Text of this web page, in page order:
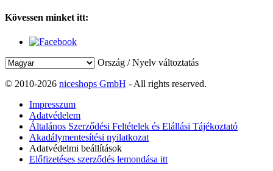
Kövessen minket itt:
Ország / Nyelv változtatás
© 2010-2026 niceshops GmbH - All rights reserved.
Impresszum
Adatvédelem
Általános Szerződési Feltételek és Elállási Tájékoztató
Akadálymentesítési nyilatkozat
Adatvédelmi beállítások
Előfizetéses szerződés lemondása itt